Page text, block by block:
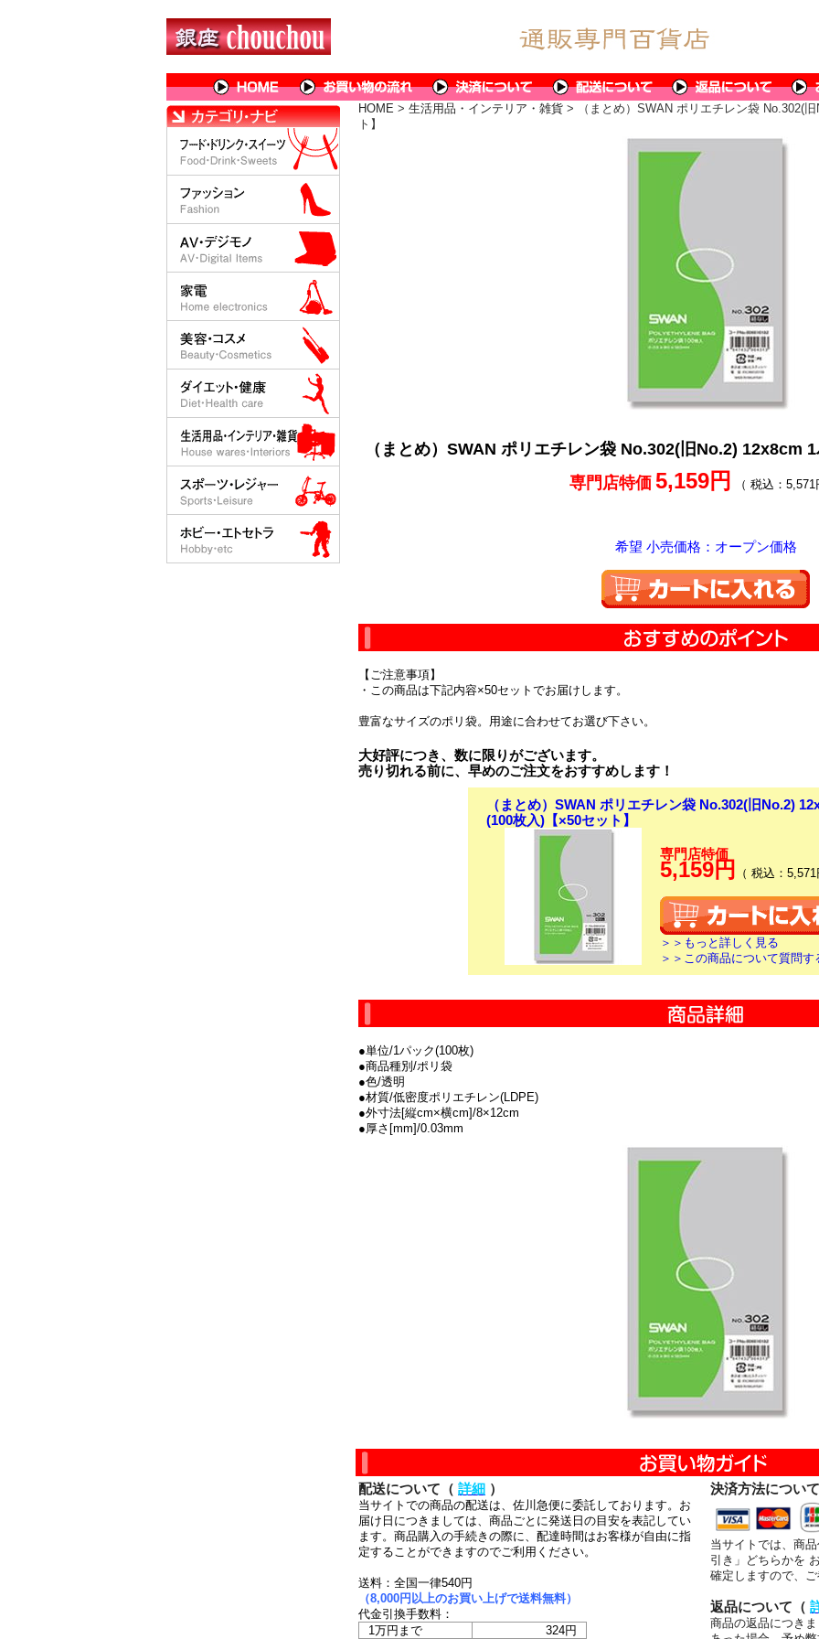
HOME > 生活用品・インテリア・雑貨 > （まとめ）SWAN ポリエチレン袋 No.302(
ト】
（まとめ）SWAN ポリエチレン袋 No.302(旧No.2) 12x8cm
専門店特価 5,159円 （ 税込：5,571
希望 小売価格：オープン価格
【ご注意事項】
・この商品は下記内容×50セットでお届けします。
豊富なサイズのポリ袋。用途に合わせてお選び下さい。
大好評につき、数に限りがございます。
売り切れる前に、早めのご注文をおすすめします！
（まとめ）SWAN ポリエチレン袋 No.302(旧No.2)
(100枚入)【×50セット】
専門店特価
5,159円 （ 税込：5,571
＞＞もっと詳しく見る
＞＞この商品について質問す
●単位/1パック(100枚)
●商品種別/ポリ袋
●色/透明
●材質/低密度ポリエチレン(LDPE)
●外寸法[縦cm×横cm]/8×12cm
●厚さ[mm]/0.03mm
配送について（ 詳細 ）
当サイトでの商品の配送は、佐川急便に委託しております。お
届け日につきましては、商品ごとに発送日の目安を表記してい
ます。商品購入の手続きの際に、配達時間はお客様が自由に指
定することができますのでご利用ください。
送料：全国一律540円
（8,000円以上のお買い上げで送料無料）
代金引換手数料：
1万円まで
324円
決済方法につい
当サイトでは、商
引き」どちらかを
確定しますので、
返品について（
商品の返品につき